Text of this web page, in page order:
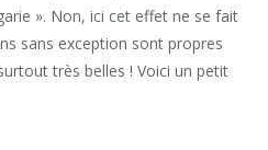
». Non, ici cet effet ne se fait
sans exception sont propres
très belles ! Voici un petit